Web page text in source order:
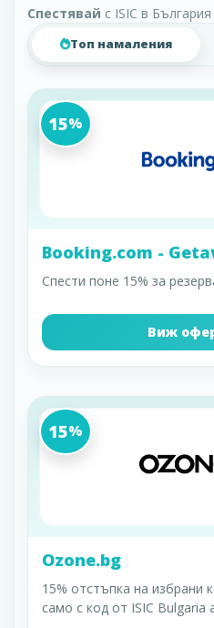
Спестявай с ISIC в България
Топ намаления
15%
Booking.com -
Спести поне 15% за
Виж
15%
Ozone.bg
15% отстъпка на избрани
само с код от ISIC Bulgaria